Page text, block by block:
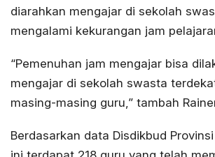
diarahkan mengajar di sekolah
mengalami kekurangan jam
“Pemenuhan jam mengajar bisa
mengajar di sekolah swasta
masing-masing guru,” tambah
Berdasarkan data Disdikbud